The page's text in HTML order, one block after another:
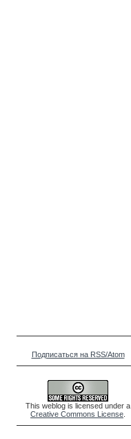
Подписаться на RSS/Atom
This weblog is licensed under a
Creative Commons License